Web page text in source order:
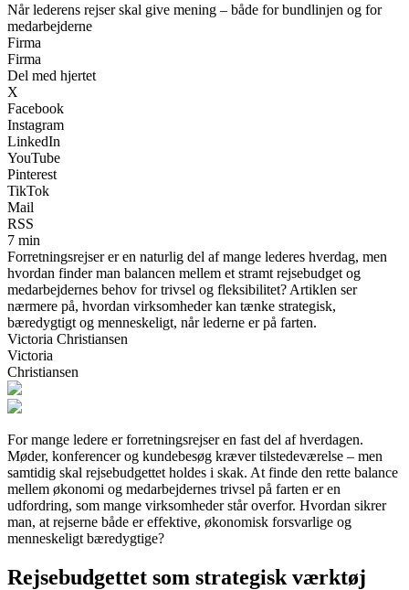
Når lederens rejser skal give mening – både for bundlinjen og for
medarbejderne
Firma
Firma
Del med hjertet
X
Facebook
Instagram
LinkedIn
YouTube
Pinterest
TikTok
Mail
RSS
7 min
Forretningsrejser er en naturlig del af mange lederes hverdag, men
hvordan finder man balancen mellem et stramt rejsebudget og
medarbejdernes behov for trivsel og fleksibilitet? Artiklen ser
nærmere på, hvordan virksomheder kan tænke strategisk,
bæredygtigt og menneskeligt, når lederne er på farten.
Victoria Christiansen
Victoria
Christiansen
For mange ledere er forretningsrejser en fast del af hverdagen.
Møder, konferencer og kundebesøg kræver tilstedeværelse – men
samtidig skal rejsebudgettet holdes i skak. At finde den rette balance
mellem økonomi og medarbejdernes trivsel på farten er en
udfordring, som mange virksomheder står overfor. Hvordan sikrer
man, at rejserne både er effektive, økonomisk forsvarlige og
menneskeligt bæredygtige?
Rejsebudgettet som strategisk værktøj